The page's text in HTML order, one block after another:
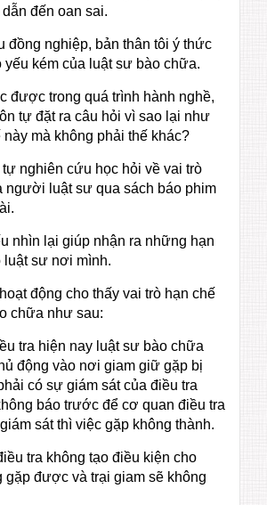
đến oan sai.
đồng nghiệp, bản thân tôi ý thức
yếu kém của luật sư bào chữa.
được trong quá trình hành nghề,
tự đặt ra câu hỏi vì sao lại như
này mà không phải thế khác?
nghiên cứu học hỏi về vai trò
người luật sư qua sách báo phim
nhìn lại giúp nhận ra những hạn
luật sư nơi mình.
động cho thấy vai trò hạn chế
chữa như sau:
tra hiện nay luật sư bào chữa
động vào nơi giam giữ gặp bị
có sự giám sát của điều tra
báo trước để cơ quan điều tra
sát thì việc gặp không thành.
tra không tạo điều kiện cho
gặp được và trại giam sẽ không